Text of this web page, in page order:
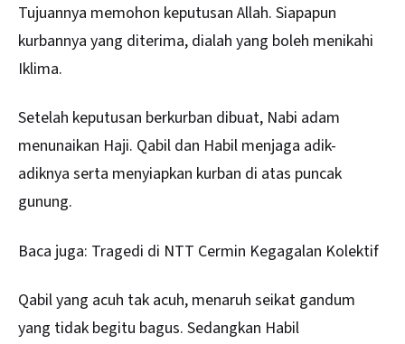
Tujuannya memohon keputusan Allah. Siapapun
kurbannya yang diterima, dialah yang boleh menikahi
Iklima.
Setelah keputusan berkurban dibuat, Nabi adam
menunaikan Haji. Qabil dan Habil menjaga adik-
adiknya serta menyiapkan kurban di atas puncak
gunung.
Baca juga: Tragedi di NTT Cermin Kegagalan Kolektif
Qabil yang acuh tak acuh, menaruh seikat gandum
yang tidak begitu bagus. Sedangkan Habil